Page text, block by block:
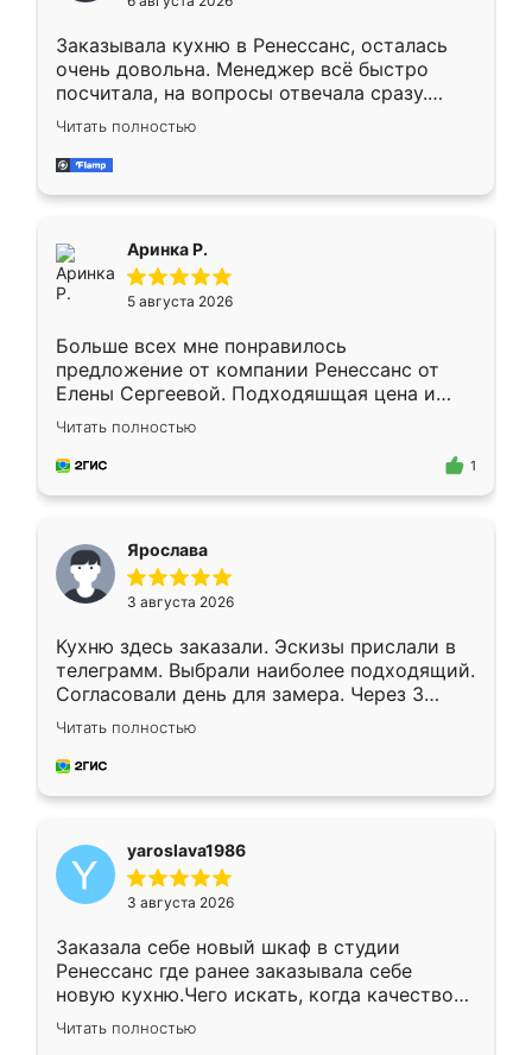
мебели буду заказывать только здесь.
Заказывала кухню в Ренессанс, осталась
очень довольна. Менеджер всё быстро
посчитала, на вопросы отвечала сразу.
Замерщик приехал в субботу, подошёл к
делу со всей ответственностью. Собрали
за день, ребята работали аккуратно, даже
Читать полностью
Аринка Р.
5 августа 2026
Больше всех мне понравилось
предложение от компании Ренессанс от
Елены Сергеевой. Подходяшщая цена и
короткие сроки изготовления. Приехавший
для замера сотрудник Владислав
предложил по моему эскизу самый
Читать полностью
1
Ярослава
3 августа 2026
Кухню здесь заказали. Эскизы прислали в
телеграмм. Выбрали наиболее подходящий.
Согласовали день для замера. Через 3
недели кухня была уже готова. Остались
довольны работой. Спасибо Ренессанс
мебель за качественную работу!
Читать полностью
yaroslava1986
3 августа 2026
Заказала себе новый шкаф в студии
Ренессанс где ранее заказывала себе
новую кухню.Чего искать, когда качеством
вполне довольна. Служит кухня уже почти
два года, нареканий нет.
Читать полностью